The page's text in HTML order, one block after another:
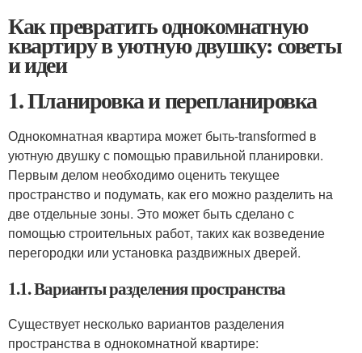
Как превратить однокомнатную
квартиру в уютную двушку: советы
и идеи
1. Планировка и перепланировка
Однокомнатная квартира может быть-transformed в
уютную двушку с помощью правильной планировки.
Первым делом необходимо оценить текущее
пространство и подумать, как его можно разделить на
две отдельные зоны. Это может быть сделано с
помощью строительных работ, таких как возведение
перегородки или установка раздвижных дверей.
1.1. Варианты разделения пространства
Существует несколько вариантов разделения
пространства в однокомнатной квартире: